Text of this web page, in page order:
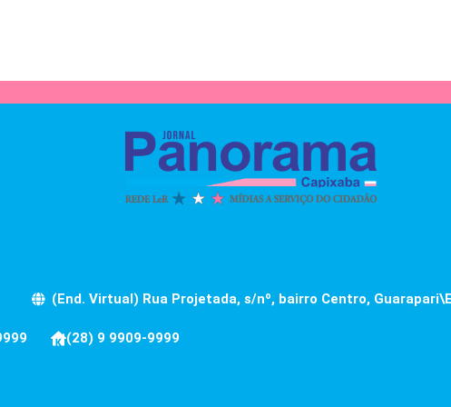
(End. Virtual) Rua Projetada, s/nº, bairro Centro,
(28) 9 9909-9999